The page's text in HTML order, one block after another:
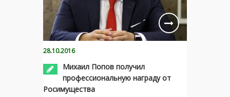
28.10.2016
Михаил Попов получил
профессиональную награду от
Росимущества